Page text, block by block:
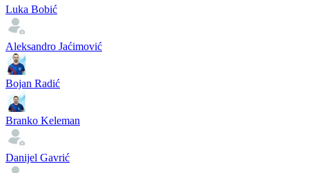
Luka Bobić
Aleksandro Jaćimović
Bojan Radić
Branko Keleman
Danijel Gavrić